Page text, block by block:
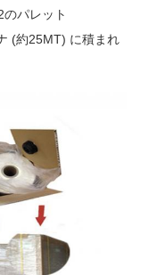
パレット
(約25MT) に積まれ